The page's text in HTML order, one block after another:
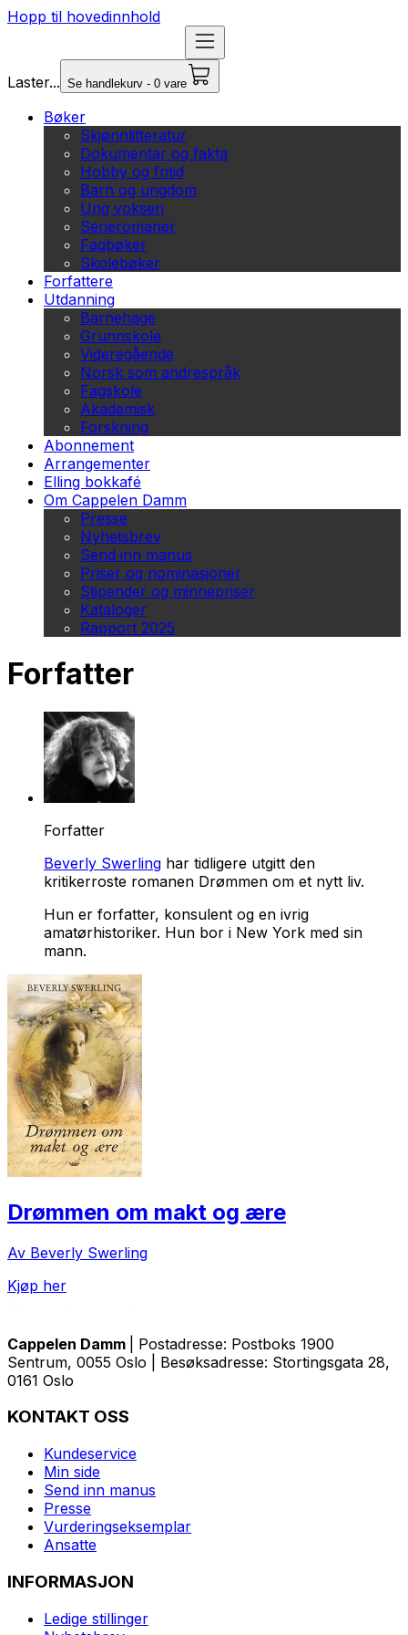
Hopp til hovedinnhold
Laster... Se handlekurv - 0 vare
Bøker
Skjønnlitteratur
Dokumentar og fakta
Hobby og fritid
Barn og ungdom
Ung voksen
Serieromaner
Fagbøker
Skolebøker
Forfattere
Utdanning
Barnehage
Grunnskole
Videregående
Norsk som andrespråk
Fagskole
Akademisk
Forskning
Abonnement
Arrangementer
Elling bokkafé
Om Cappelen Damm
Presse
Nyhetsbrev
Send inn manus
Priser og nominasjoner
Stipender og minnepriser
Kataloger
Rapport 2025
Forfatter
Forfatter
Beverly Swerling har tidligere utgitt den
kritikerroste romanen Drømmen om et nytt liv.
Hun er forfatter, konsulent og en ivrig
amatørhistoriker. Hun bor i New York med sin
mann.
Drømmen om makt og ære
Av Beverly Swerling
Kjøp her
Cappelen Damm
| Postadresse: Postboks 1900
Sentrum, 0055 Oslo | Besøksadresse: Stortingsgata 28,
0161 Oslo
KONTAKT OSS
Kundeservice
Min side
Send inn manus
Presse
Vurderingseksemplar
Ansatte
INFORMASJON
Ledige stillinger